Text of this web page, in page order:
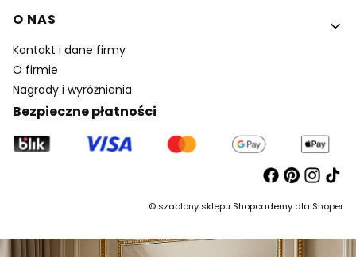
O NAS
Kontakt i dane firmy
O firmie
Nagrody i wyróżnienia
Bezpieczne płatności
©szablony sklepu Shopcademy dla Shoper